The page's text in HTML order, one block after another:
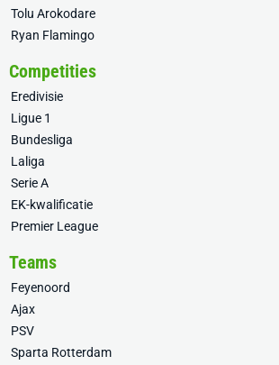
Tolu Arokodare
Ryan Flamingo
Competities
Eredivisie
Ligue 1
Bundesliga
Laliga
Serie A
EK-kwalificatie
Premier League
Teams
Feyenoord
Ajax
PSV
Sparta Rotterdam